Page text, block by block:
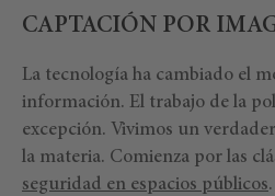
CAPTACIÓN POR
La tecnología ha cambiado el
información. El trabajo de la
excepción. Vivimos un
la materia. Comienza por las
seguridad en espacios públicos.